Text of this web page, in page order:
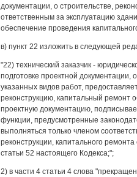
документации, о строительстве,
ответственным за эксплуатацию
обеспечение проведения
в) пункт 22 изложить в следующей
"22) технический заказчик -
подготовке проектной документации,
указанных видов работ,
реконструкцию, капитальный ремонт
проектную документацию,
функции, предусмотренные
выполняться только членом
реконструкции, капитального
статьи 52 настоящего Кодекса;";
2) в части 4 статьи 4 слова